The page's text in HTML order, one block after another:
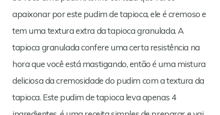
apaixonar por este pudim de tapioca, ele é cremoso e
tem uma textura extra da tapioca granulada. A
tapioca granulada confere uma certa resistência na
hora que você está mastigando, então é uma mistura
deliciosa da cremosidade do pudim com a textura da
tapioca. Este pudim de tapioca leva apenas 4